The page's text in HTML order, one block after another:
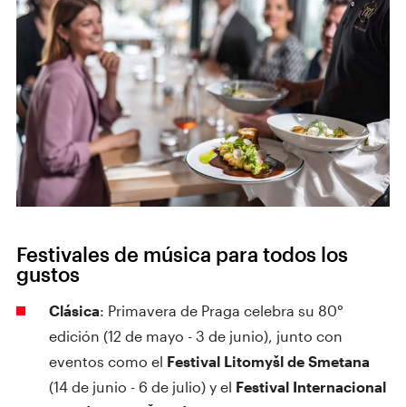
Festivales de música para todos los
gustos
Clásica: Primavera de Praga celebra su 80°
edición (12 de mayo - 3 de junio), junto con
eventos como el Festival Litomyšl de Smetana
(14 de junio - 6 de julio) y el Festival Internacional